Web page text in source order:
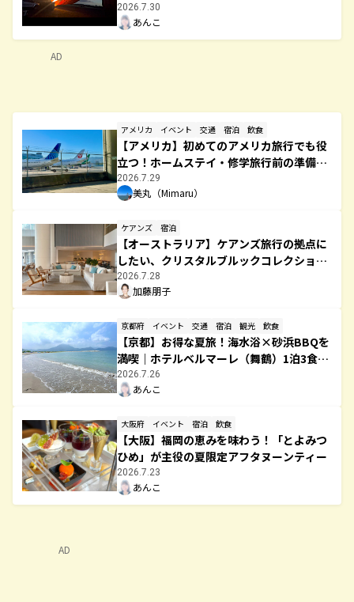
2026.7.30
あんこ
AD
アメリカ イベント 交通 宿泊 飲食
【アメリカ】初めてのアメリカ旅行でも役
立つ！ホームステイ・修学旅行前の準備完
全ガイド
2026.7.29
美丸（Mimaru）
ケアンズ 宿泊
【オーストラリア】ケアンズ旅行の拠点に
したい、クリスタルブルックコレクショ
ン
2026.7.28
加藤朋子
京都府 イベント 交通 宿泊 観光 飲食
【京都】お得な夏旅！海水浴×砂浜BBQを
満喫｜ホテルベルマーレ（舞鶴）1泊3食プ
ラン
2026.7.26
あんこ
大阪府 イベント 宿泊 飲食
【大阪】福岡の恵みを味わう！「とよみつ
ひめ」が主役の夏限定アフタヌーンティー
2026.7.23
あんこ
AD